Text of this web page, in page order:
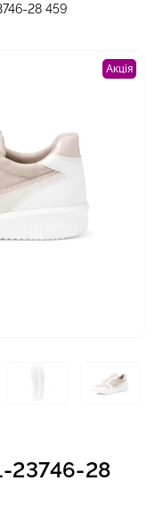
28 459
Акція
23746-28